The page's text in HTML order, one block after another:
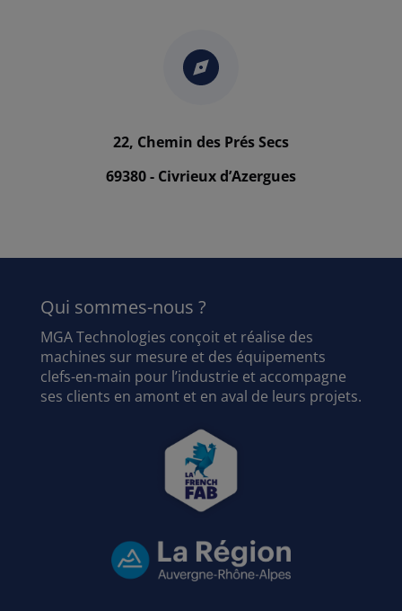
22, Chemin des Prés Secs
69380 - Civrieux d’Azergues
Qui sommes-nous ?
MGA Technologies conçoit et réalise des
machines sur mesure et des équipements
clefs-en-main pour l’industrie et accompagne
ses clients en amont et en aval de leurs projets.